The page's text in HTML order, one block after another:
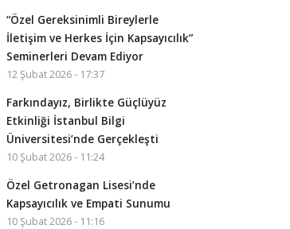
“Özel Gereksinimli Bireylerle
İletişim ve Herkes İçin Kapsayıcılık”
Seminerleri Devam Ediyor
12 Şubat 2026 - 17:37
Farkındayız, Birlikte Güçlüyüz
Etkinliği İstanbul Bilgi
Üniversitesi’nde Gerçekleşti
10 Şubat 2026 - 11:24
Özel Getronagan Lisesi’nde
Kapsayıcılık ve Empati Sunumu
10 Şubat 2026 - 11:16